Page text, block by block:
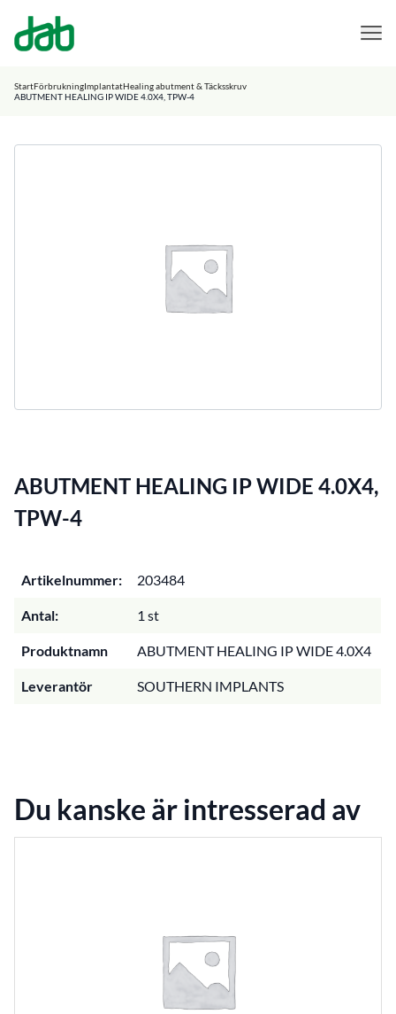
DAB Dental
StartFörbrukningImplantatHealing abutment & Täcksskruv
ABUTMENT HEALING IP WIDE 4.0X4, TPW-4
ABUTMENT HEALING IP WIDE 4.0X4,
TPW-4
Artikelnummer: 203484
Antal: 1 st
Produktnamn ABUTMENT HEALING IP WIDE 4.0X4
Leverantör SOUTHERN IMPLANTS
Du kanske är intresserad av